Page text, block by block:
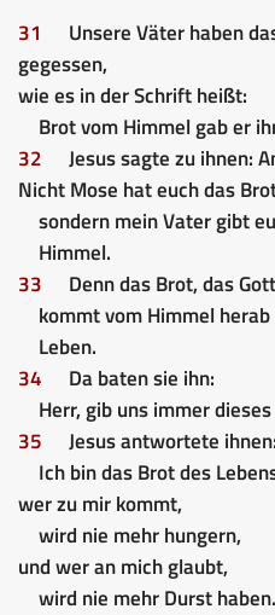
31
Unsere Väter haben
gegessen,
wie es in der Schrift heißt:
Brot vom Himmel gab er
32
Jesus sagte zu ihnen:
Nicht Mose hat euch das
sondern mein Vater gibt
Himmel.
33
Denn das Brot, das
kommt vom Himmel
Leben.
34
Da baten sie ihn:
Herr, gib uns immer
35
Jesus antwortete ihnen:
Ich bin das Brot des
wer zu mir kommt,
wird nie mehr hungern,
und wer an mich glaubt,
wird nie mehr Durst haben.